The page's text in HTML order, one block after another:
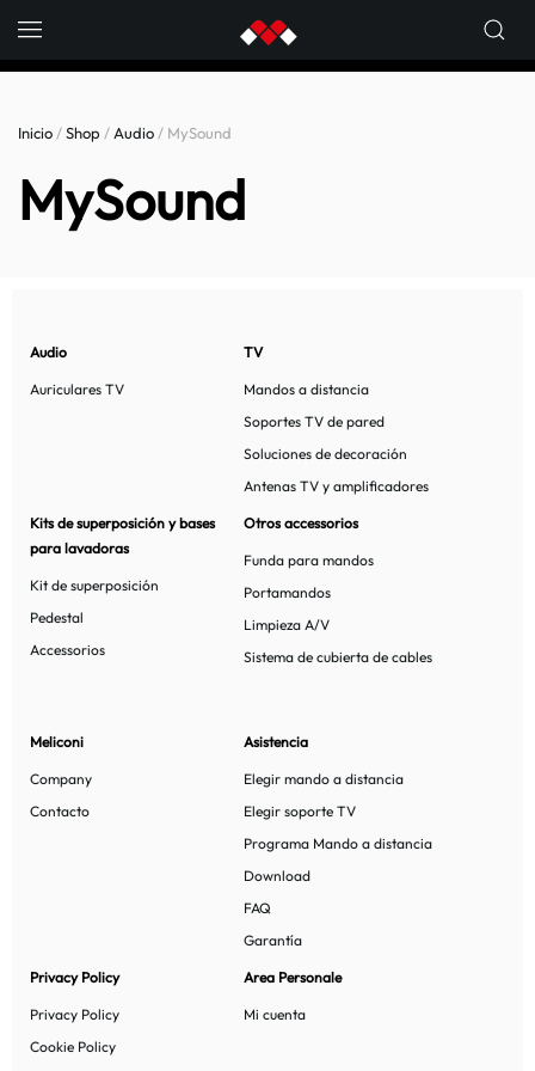
Skip to main content
Inicio /Shop / Audio / MySound
MySound
Audio
Auriculares TV
TV
Mandos a distancia
Soportes TV de pared
Soluciones de decoración
Antenas TV y amplificadores
Kits de superposición ybases
para lavadoras
Kit de superposición
Pedestal
Accessorios
Otros accessorios
Funda para mandos
Portamandos
Limpieza A/V
Sistema de cubierta de cables
Meliconi
Company
Contacto
Asistencia
Elegir mando a distancia
Elegir soporte TV
Programa Mando a distancia
Download
FAQ
Garantía
Privacy Policy
Privacy Policy
Cookie Policy
Area Personale
Mi cuenta